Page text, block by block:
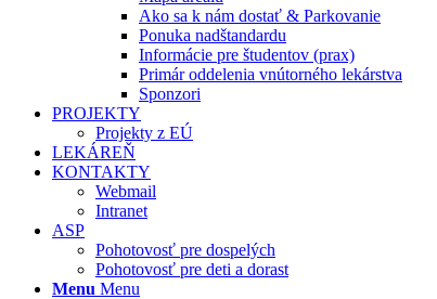
Ako sa k nám dostať & Parkovanie
Ponuka nadštandardu
Informácie pre študentov (prax)
Primár oddelenia vnútorného lekárstva
Sponzori
PROJEKTY
Projekty z EÚ
LEKÁREŇ
KONTAKTY
Webmail
Intranet
ASP
Pohotovosť pre dospelých
Pohotovosť pre deti a dorast
Menu Menu